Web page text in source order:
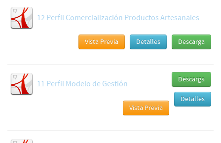
12 Perfil Comercialización Productos Artesanales
Descarga
Detalles
Vista Previa
11 Perfil Modelo de Gestión Descarga
Detalles
Vista Previa